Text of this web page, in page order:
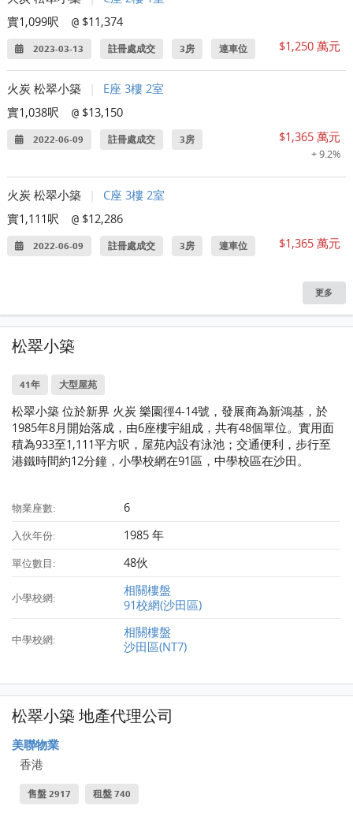
實1,099呎
@ $11,374
2023-03-13 註冊處成交 3房 連車位 $1,250 萬元
火炭 松翠小築
E座 3樓 2室
實1,038呎
@ $13,150
2022-06-09 註冊處成交 3房 $1,365 萬元
+ 9.2%
火炭 松翠小築
C座 3樓 2室
實1,111呎
@ $12,286
2022-06-09 註冊處成交 3房 連車位 $1,365 萬元
更多
松翠小築
41年 大型屋苑
松翠小築 位於新界 火炭 樂園徑4-14號，發展商為新鴻基，於
1985年8月開始落成，由6座樓宇組成，共有48個單位。實用面
積為933至1,111平方呎，屋苑內設有泳池；交通便利，步行至
港鐵時間約12分鐘，小學校網在91區，中學校區在沙田。
物業座數: 6
入伙年份: 1985 年
單位數目: 48伙
小學校網:
相關樓盤
91校網(沙田區)
中學校網:
相關樓盤
沙田區(NT7)
松翠小築 地產代理公司
美聯物業
香港
售盤 2917 租盤 740